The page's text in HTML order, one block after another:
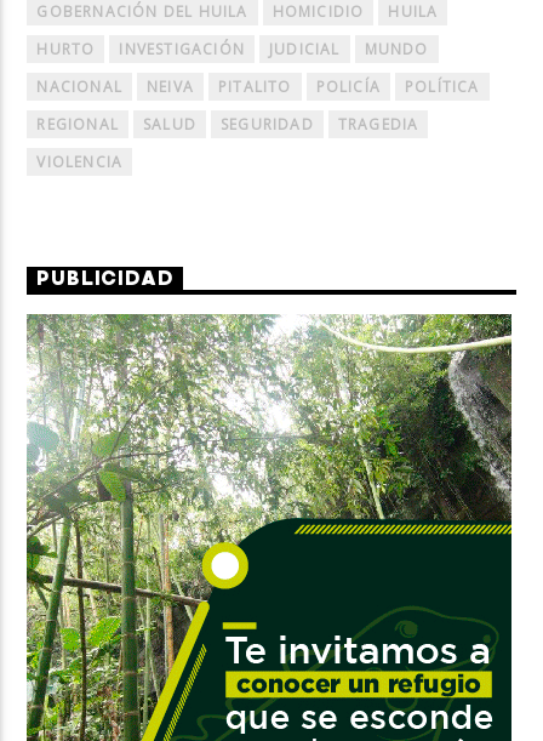
GOBERNACIÓN DEL HUILA
HOMICIDIO
HUILA
HURTO
INVESTIGACIÓN JUDICIAL
MUNDO
NACIONAL
NEIVA PITALITO POLICÍA
POLÍTICA
REGIONAL
SALUD SEGURIDAD
TRAGEDIA
VIOLENCIA
PUBLICIDAD